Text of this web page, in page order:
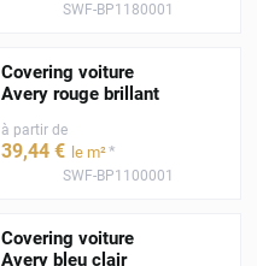
SWF-BP1180001
Covering voiture
Avery rouge brillant
à partir de
39,44 € le m²*
SWF-BP1100001
Covering voiture
Avery bleu clair